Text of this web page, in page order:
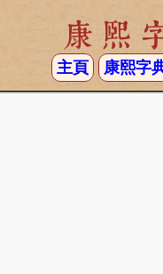
康熙
主頁 康熙字